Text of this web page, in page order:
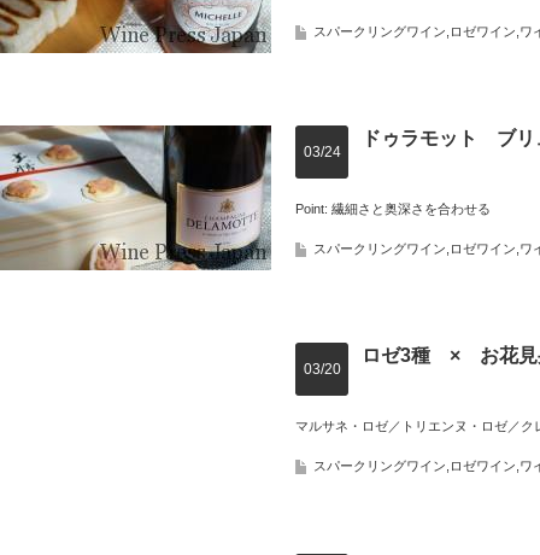
スパークリングワイン ロゼワイン ワ
ドゥラモット ブ
03/24
Point: 繊細さと奥深さを合わせる
スパークリングワイン ロゼワイン ワ
ロゼ3種 × お花見
03/20
マルサネ・ロゼ／トリエンヌ・ロゼ／
スパークリングワイン ロゼワイン ワ